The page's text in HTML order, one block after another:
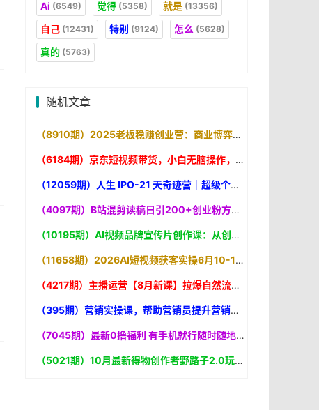
Ai (6549) 觉得 (5358) 就是 (13356)
自己 (12431) 特别 (9124) 怎么 (5628)
真的 (5763)
随机文章
（8910期）2025老板稳赚创业营：商业博弈中高级思维和生存策略，帮助创业者快速盈利
（6184期）京东短视频带货，小白无脑操作，每天五分钟
（12059期）人生 IPO-21 天奇迹营｜超级个体升级打怪的极简地图，打通输入转化输出闭环，轻松实现认知升级
（4097期）B站混剪读稿日引200+创业粉方法4.0曝光，24年8月最新方法Ai一键操作 速
（10195期）AI视频品牌宣传片创作课：从创意到成片7步走，用AI快速打造电影质感品牌视频
（11658期）2026AI短视频获客实操6月10-14号线下营，解决视频没流量无客户难题，全套脚本模板实现流量变现
（4217期）主播运营【8月新课】拉爆自然流，做懂流量的主播新规政策下，自然流破
（395期）营销实操课，帮助营销员提升营销技能【完结】【音频+文档
（7045期）最新0撸福利 有手机就行随时随地做 纯净无广告 边玩游戏边赚
（5021期）10月最新得物创作者野路子2.0玩法，新平台无脑搬运